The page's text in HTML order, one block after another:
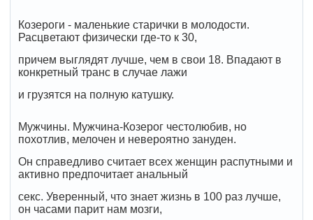
Козероги - маленькие старички в молодости.
Расцветают физически где-то к 30,
причем выглядят лучше, чем в свои 18. Впадают в
конкретный транс в случае лажи
и грузятся на полную катушку.
Мужчины. Мужчина-Козерог честолюбив, но
похотлив, мелочен и невероятно зануден.
Он справедливо считает всех женщин распутными и
активно предпочитает анальный
секс. Уверенный, что знает жизнь в 100 раз лучше,
он часами парит нам мозги,